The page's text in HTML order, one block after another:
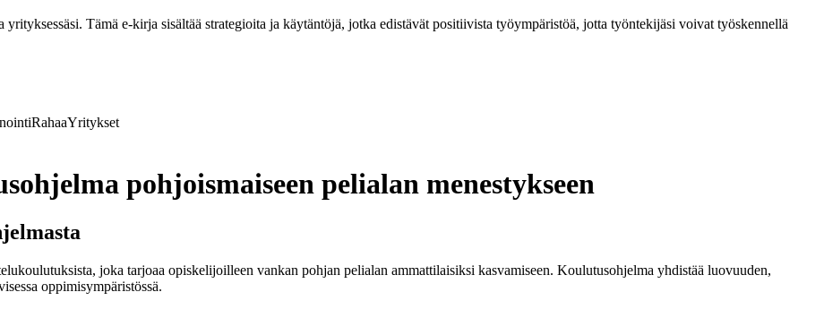
Tämä e-kirja sisältää strategioita ja käytäntöjä, jotka edistävät positiivista työympäristöä, jotta työntekijäsi voivat työskennellä
RahaaYritykset
pohjoismaiseen pelialan menestykseen
joka tarjoaa opiskelijoilleen vankan pohjan pelialan ammattilaisiksi kasvamiseen. Koulutusohjelma yhdistää luovuuden,
oppimisympäristössä.